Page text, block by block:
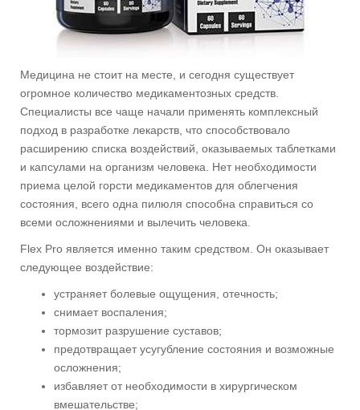
Медицина не стоит на месте, и сегодня существует
огромное количество медикаментозных средств.
Специалисты все чаще начали применять комплексный
подход в разработке лекарств, что способствовало
расширению списка воздействий, оказываемых таблетками
и капсулами на организм человека. Нет необходимости
приема целой горсти медикаментов для облегчения
состояния, всего одна пилюля способна справиться со
всеми осложнениями и вылечить человека.
Flex Pro является именно таким средством. Он оказывает
следующее воздействие:
устраняет болевые ощущения, отечность;
снимает воспаления;
тормозит разрушение суставов;
предотвращает усугубление состояния и возможные
осложнения;
избавляет от необходимости в хирургическом
вмешательстве;